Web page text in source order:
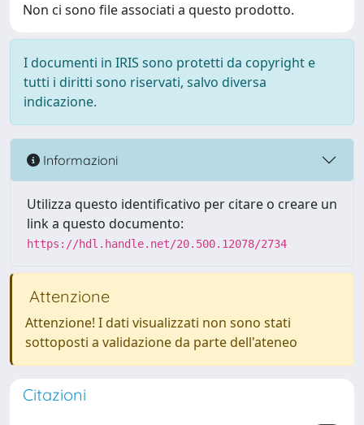
Non ci sono file associati a questo prodotto.
I documenti in IRIS sono protetti da copyright e
tutti i diritti sono riservati, salvo diversa
indicazione.
Informazioni
Utilizza questo identificativo per citare o creare un
link a questo documento:
https://hdl.handle.net/20.500.12078/2734
Attenzione
Attenzione! I dati visualizzati non sono stati
sottoposti a validazione da parte dell'ateneo
Citazioni